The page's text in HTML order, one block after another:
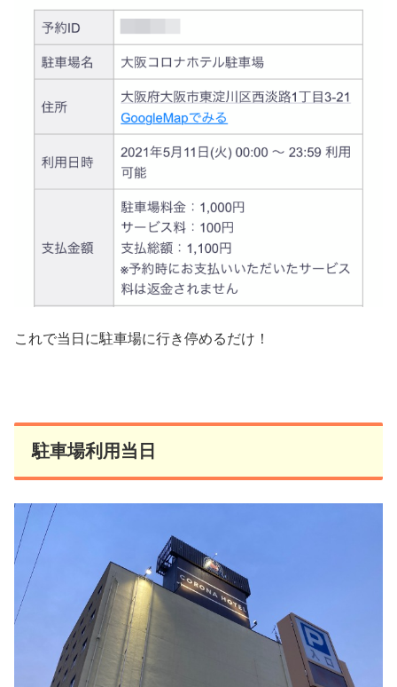
これで当日に駐車場に行き停めるだけ！
駐車場利用当日